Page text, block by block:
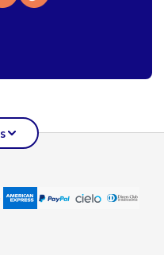
conteúdo essencial à
nas áreas
Seu catálogo, com